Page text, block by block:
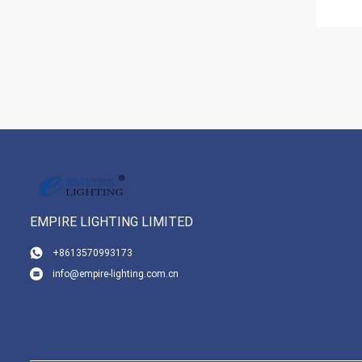
EMPIRE LIGHTING LIMITED
+8613570993173
info@empire-lighting.com.cn